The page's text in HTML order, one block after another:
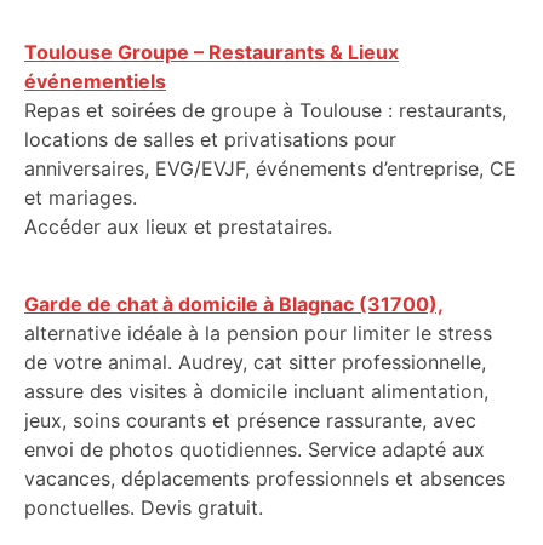
Toulouse Groupe – Restaurants & Lieux
événementiels
Repas et soirées de groupe à Toulouse : restaurants,
locations de salles et privatisations pour
anniversaires, EVG/EVJF, événements d’entreprise, CE
et mariages.
Accéder aux lieux et prestataires.
Garde de chat à domicile à Blagnac (31700),
alternative idéale à la pension pour limiter le stress
de votre animal. Audrey, cat sitter professionnelle,
assure des visites à domicile incluant alimentation,
jeux, soins courants et présence rassurante, avec
envoi de photos quotidiennes. Service adapté aux
vacances, déplacements professionnels et absences
ponctuelles. Devis gratuit.